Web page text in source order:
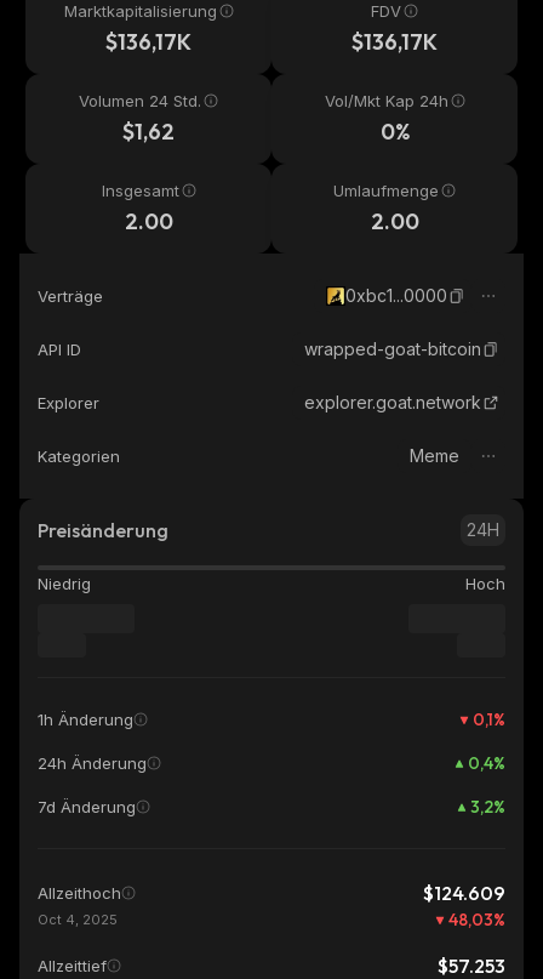
Marktkapitalisierung
$136,17K
FDV
$136,17K
Volumen 24 Std.
$1,62
Vol/Mkt Kap 24h
0%
Insgesamt
2.00
Umlaufmenge
2.00
Verträge 0xbc1...0000
API ID wrapped-goat-bitcoin
Explorer explorer.goat.network
Kategorien Meme
Preisänderung 24H
Niedrig Hoch
1h Änderung 0,1%
24h Änderung 0,4%
7d Änderung 3,2%
Allzeithoch $124.609
Oct 4, 2025 48,03%
Allzeittief $57.253